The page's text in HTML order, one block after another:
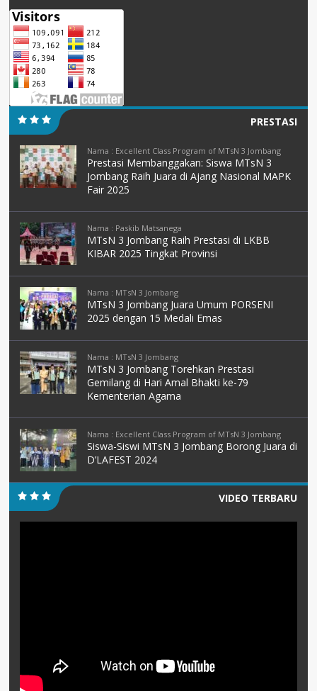
PRESTASI
Nama : Excellent Class Program of MTsN 3 Jombang
Prestasi Membanggakan: Siswa MTsN 3
Jombang Raih Juara di Ajang Nasional MAPK
Fair 2025
Nama : Paskib Matsanega
MTsN 3 Jombang Raih Prestasi di LKBB
KIBAR 2025 Tingkat Provinsi
Nama : MTsN 3 Jombang
MTsN 3 Jombang Juara Umum PORSENI
2025 dengan 15 Medali Emas
Nama : MTsN 3 Jombang
MTsN 3 Jombang Torehkan Prestasi
Gemilang di Hari Amal Bhakti ke-79
Kementerian Agama
Nama : Excellent Class Program of MTsN 3 Jombang
Siswa-Siswi MTsN 3 Jombang Borong Juara di
D’LAFEST 2024
VIDEO TERBARU